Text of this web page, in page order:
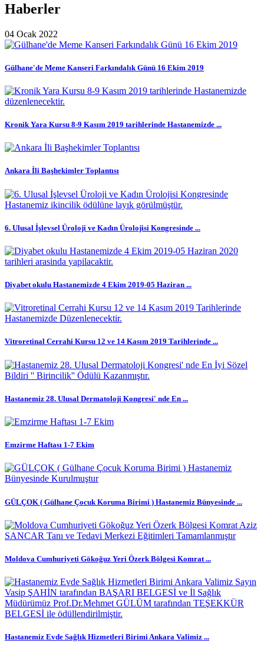
Haberler
04 Ocak 2022
Gülhane'de Meme Kanseri Farkındalık Günü 16 Ekim 2019
Kronik Yara Kursu 8-9 Kasım 2019 tarihlerinde Hastanemizde ...
Ankara İli Başhekimler Toplantısı
6. Ulusal İşlevsel Üroloji ve Kadın Ürolojisi Kongresinde ...
Diyabet okulu Hastanemizde 4 Ekim 2019-05 Haziran ...
Vitroretinal Cerrahi Kursu 12 ve 14 Kasım 2019 Tarihlerinde ...
Hastanemiz 28. Ulusal Dermatoloji Kongresi' nde En ...
Emzirme Haftası 1-7 Ekim
GÜLÇOK ( Gülhane Çocuk Koruma Birimi ) Hastanemiz Bünyesinde ...
Moldova Cumhuriyeti Gökoğuz Yeri Özerk Bölgesi Komrat ...
Hastanemiz Evde Sağlık Hizmetleri Birimi Ankara Valimiz ...